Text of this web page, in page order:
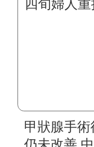
甲狀腺手